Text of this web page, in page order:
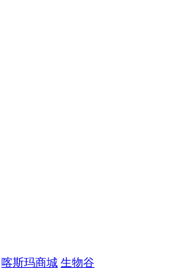
喀斯玛商城 生物谷